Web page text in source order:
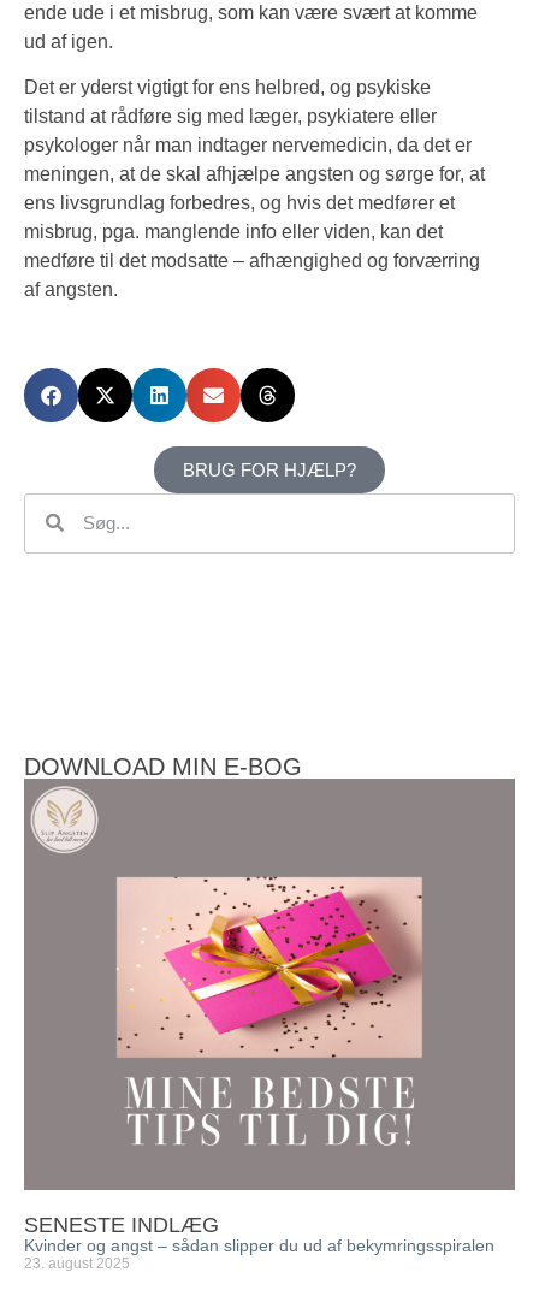
ende ude i et misbrug, som kan være svært at komme
ud af igen.
Det er yderst vigtigt for ens helbred, og psykiske
tilstand at rådføre sig med læger, psykiatere eller
psykologer når man indtager nervemedicin, da det er
meningen, at de skal afhjælpe angsten og sørge for, at
ens livsgrundlag forbedres, og hvis det medfører et
misbrug, pga. manglende info eller viden, kan det
medføre til det modsatte – afhængighed og forværring
af angsten.
BRUG FOR HJÆLP?
DOWNLOAD MIN E-BOG
SENESTE INDLÆG
Kvinder og angst – sådan slipper du ud af bekymringsspiralen
23. august 2025